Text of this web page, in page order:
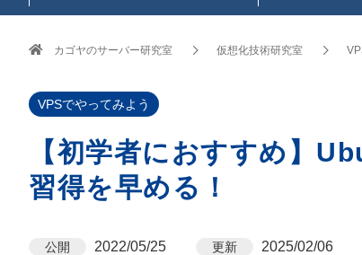
カゴヤのサーバー研究室 仮想化技術研究室
VPSでやってみよう
【初学者におすすめ】
習得を早める！
公開 2022/05/25 更新 2025/02/06